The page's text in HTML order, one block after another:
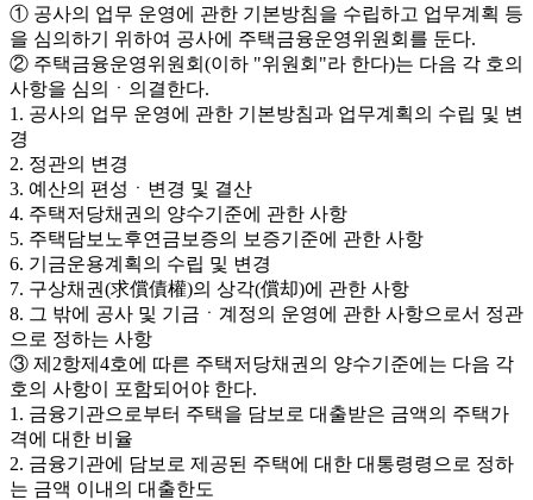
① 공사의 업무 운영에 관한 기본방침을 수립하고 업무계획 등
을 심의하기 위하여 공사에 주택금융운영위원회를 둔다.
② 주택금융운영위원회(이하 "위원회"라 한다)는 다음 각 호의
사항을 심의ㆍ의결한다.
1. 공사의 업무 운영에 관한 기본방침과 업무계획의 수립 및 변
경
2. 정관의 변경
3. 예산의 편성ㆍ변경 및 결산
4. 주택저당채권의 양수기준에 관한 사항
5. 주택담보노후연금보증의 보증기준에 관한 사항
6. 기금운용계획의 수립 및 변경
7. 구상채권(求償債權)의 상각(償却)에 관한 사항
8. 그 밖에 공사 및 기금ㆍ계정의 운영에 관한 사항으로서 정관
으로 정하는 사항
③ 제2항제4호에 따른 주택저당채권의 양수기준에는 다음 각
호의 사항이 포함되어야 한다.
1. 금융기관으로부터 주택을 담보로 대출받은 금액의 주택가
격에 대한 비율
2. 금융기관에 담보로 제공된 주택에 대한 대통령령으로 정하
는 금액 이내의 대출한도